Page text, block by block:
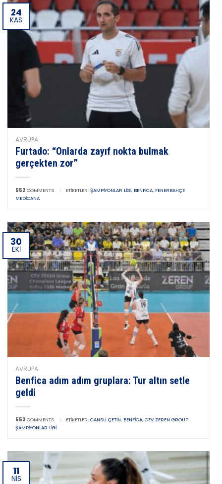
24
KAS
AVRUPA
Furtado: “Onlarda zayıf nokta bulmak
gerçekten zor”
552 COMMENTS | ETIKETLER: ŞAMPIYONLAR LIGI, BENFICA, FENERBAHÇE
MEDICANA
30
EKI
AVRUPA
Benfica adım adım gruplara: Tur altın setle
geldi
552 COMMENTS | ETIKETLER: CANSU ÇETIN, BENFICA, CEV ZEREN GROUP
ŞAMPIYONLAR LIGI
11
NIS